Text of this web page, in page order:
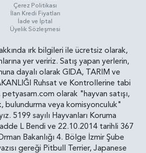
Çerez Politikası
İlan Kredi Fiyatları
İade ve İptal
Üyelik Sözleşmesi
ırk bilgileri ile ücretsiz olarak,
yer veririz. Satış yapan yerlerin,
dayalı olarak GIDA, TARIM ve
Ruhsat ve Kontrollerine tabi
olarak "hayvan satışı,
bulundurma veya komisyonculuk"
5199 sayılı Hayvanları Koruma
L Bendi ve 22.10.2014 tarihli 367
Bakanlığı 4. Bölge İzmir Şube
gereği Pitbull Terrier, Japanese